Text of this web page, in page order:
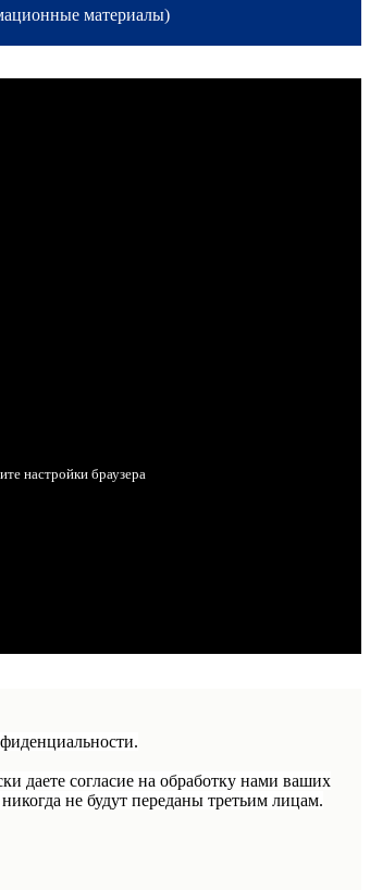
материалы)
настройки браузера
даете согласие на обработку нами ваших
не будут переданы третьим лицам.